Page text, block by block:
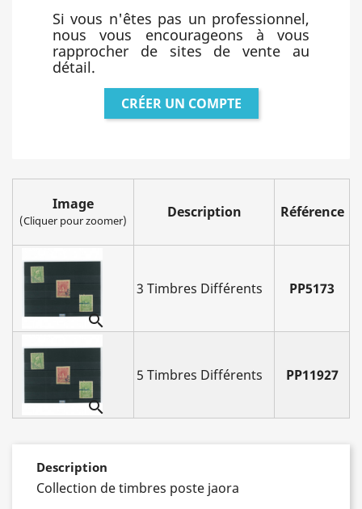
Si vous n'êtes pas un professionnel,
nous vous encourageons à vous
rapprocher de sites de vente au
détail.
CRÉER UN COMPTE
Image
(Cliquer pour zoomer) Description Référence

3 Timbres Différents PP5173

5 Timbres Différents PP11927
Description
Collection de timbres poste jaora